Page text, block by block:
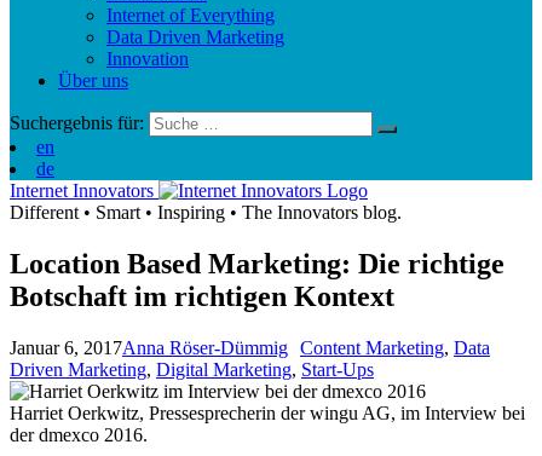
Internet of Everything
Data Driven Marketing
Innovation
Über uns
Suchergebnis für:
en
de
Internet Innovators
Different • Smart • Inspiring • The Innovators blog.
Location Based Marketing: Die richtige
Botschaft im richtigen Kontext
Januar 6, 2017Anna Röser-Dümmig Content Marketing, Data
Driven Marketing, Digital Marketing, Start-Ups
Harriet Oerkwitz, Pressesprecherin der wingu AG, im Interview bei
der dmexco 2016.